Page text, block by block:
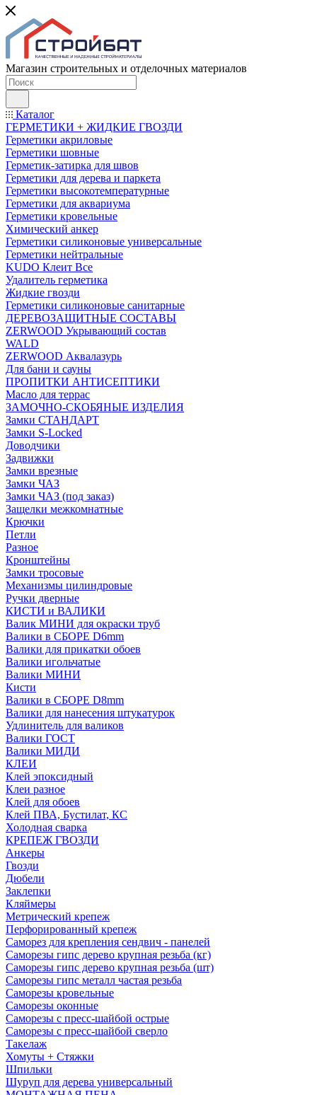
Магазин строительных и отделочных материалов
Каталог
ГЕРМЕТИКИ + ЖИДКИЕ ГВОЗДИ
Герметики акриловые
Герметики шовные
Герметик-затирка для швов
Герметики для дерева и паркета
Герметики высокотемпературные
Герметики для аквариума
Герметики кровельные
Химический анкер
Герметики силиконовые универсальные
Герметики нейтральные
KUDO Клеит Все
Удалитель герметика
Жидкие гвозди
Герметики силиконовые санитарные
ДЕРЕВОЗАЩИТНЫЕ СОСТАВЫ
ZERWOOD Укрывающий состав
WALD
ZERWOOD Аквалазурь
Для бани и сауны
ПРОПИТКИ АНТИСЕПТИКИ
Масло для террас
ЗАМОЧНО-СКОБЯНЫЕ ИЗДЕЛИЯ
Замки СТАНДАРТ
Замки S-Locked
Доводчики
Задвижки
Замки врезные
Замки ЧАЗ
Замки ЧАЗ (под заказ)
Защелки межкомнатные
Крючки
Петли
Разное
Кронштейны
Замки тросовые
Механизмы цилиндровые
Ручки дверные
КИСТИ и ВАЛИКИ
Валик МИНИ для окраски труб
Валики в СБОРЕ D6mm
Валики для прикатки обоев
Валики игольчатые
Валики МИНИ
Кисти
Валики в СБОРЕ D8mm
Валики для нанесения штукатурок
Удлинитель для валиков
Валики ГОСТ
Валики МИДИ
КЛЕИ
Клей эпоксидный
Клеи разное
Клей для обоев
Клей ПВА, Бустилат, КС
Холодная сварка
КРЕПЕЖ ГВОЗДИ
Анкеры
Гвозди
Дюбели
Заклепки
Кляймеры
Метрический крепеж
Перфорированный крепеж
Саморез для крепления сендвич - панелей
Саморезы гипс дерево крупная резьба (кг)
Саморезы гипс дерево крупная резьба (шт)
Саморезы гипс металл частая резьба
Саморезы кровельные
Саморезы оконные
Саморезы с пресс-шайбой острые
Саморезы с пресс-шайбой сверло
Такелаж
Хомуты + Стяжки
Шпильки
Шуруп для дерева универсальный